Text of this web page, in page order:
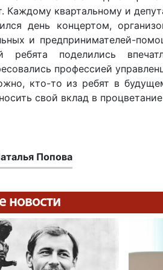
Каждому квартальному и
день концертом,
и предпринимателей-
ребята поделились
профессией
кто-то из ребят в
свой вклад в
Попова
новости